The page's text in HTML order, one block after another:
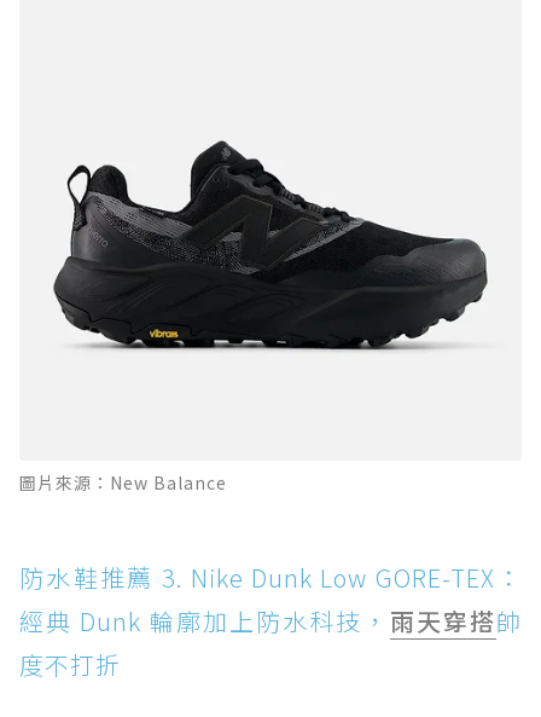
圖片來源：New Balance
防水鞋推薦 3. Nike Dunk Low GORE-TEX：
經典 Dunk 輪廓加上防水科技， 雨天穿搭帥
度不打折